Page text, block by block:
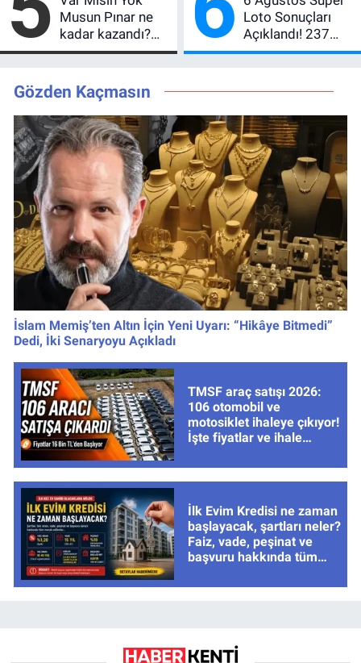
Musun Pınar ne
kadar kazandı?
Son teklifi
kutusundan
servet çıktı
Loto Sonuçları
Açıklandı! 237
Milyon TL’lik
Gözden Kaçmasın
İslam Memiş’ten Altın İçin Yeni Uyarı: “Hikâye Bitmedi”
Dedi, İki Senaryoyu Açıkladı
TMSF araç satışı 2026:
106 otomobil ve
motosiklet ihaleye çıkıyor!
İşte fiyatlar ve ihale
İlk Evim Kredisi ne zaman
başlayacak, şartları neler?
Faiz, vade, peşinat ve
başvuru hakkında tüm